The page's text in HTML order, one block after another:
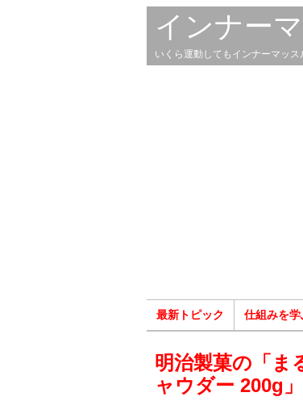
インナー
いくら運動してもインナーマッ
最新トピック 仕組みを学
明治製菓の「ま
ャウダー 200g